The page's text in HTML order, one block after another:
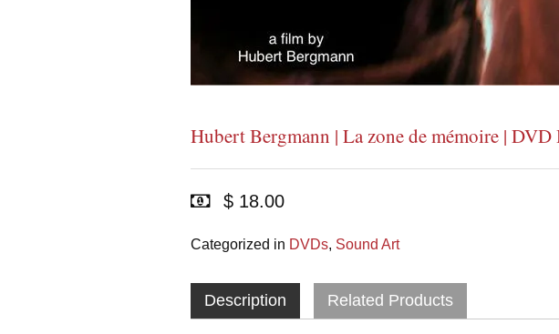
Hubert Bergmann | La zone de mémoire | DVD
$ 18.00
Categorized in DVDs, Sound Art
Description Related Products